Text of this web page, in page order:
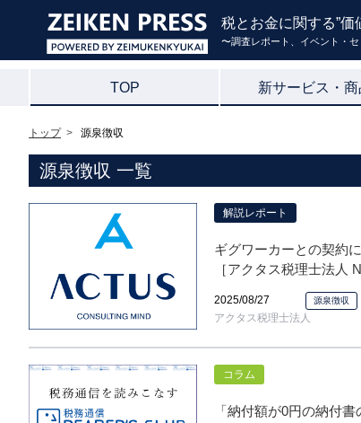
税とお金に関する”価
〜調査レポート、イベント・
TOP 新サービス・商
トップ 源泉徴収
源泉徴収 一覧
解説レポート
ギグワーカーとの契約
［アクタス税理士法人
2025/08/27 源泉徴収
アクタス税理士法人
コラム
「納付額が0円の納付